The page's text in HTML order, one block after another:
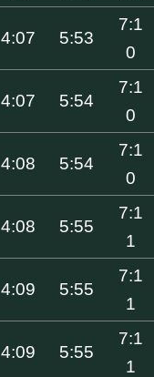
4:07 5:53
7:1
0
4:07 5:54
7:1
0
4:08 5:54
7:1
0
4:08 5:55
7:1
1
4:09 5:55
7:1
1
4:09 5:55
7:1
1